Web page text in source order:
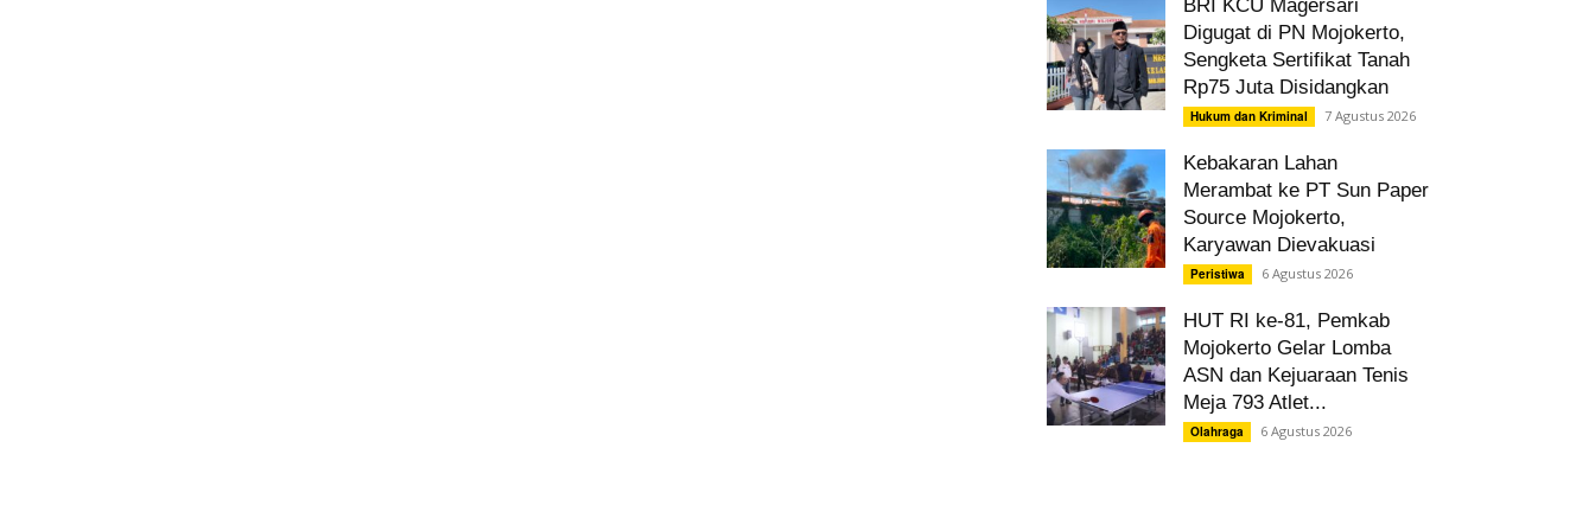
BRI KCU Magersari
Digugat di PN Mojokerto,
Sengketa Sertifikat Tanah
Rp75 Juta Disidangkan
Hukum dan Kriminal 7 Agustus 2026
Kebakaran Lahan
Merambat ke PT Sun Paper
Source Mojokerto,
Karyawan Dievakuasi
Peristiwa 6 Agustus 2026
HUT RI ke-81, Pemkab
Mojokerto Gelar Lomba
ASN dan Kejuaraan Tenis
Meja 793 Atlet...
Olahraga 6 Agustus 2026